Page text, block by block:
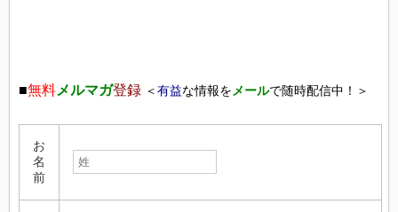
■無料メルマガ登録 ＜有益な情報を メールで随時配信中！＞
お
名
前